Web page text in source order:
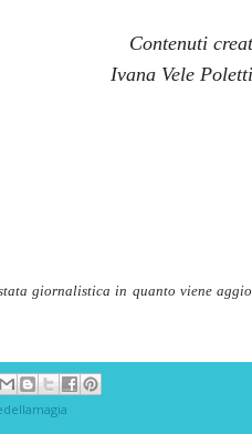
Contenuti
Ivana Vele
giornalistica in quanto viene